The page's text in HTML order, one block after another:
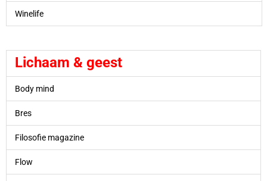
Winelife
Lichaam & geest
Body mind
Bres
Filosofie magazine
Flow